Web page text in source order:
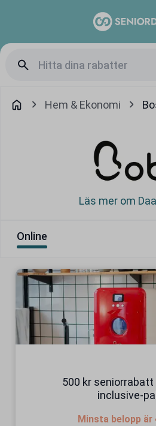
Hem & Ekonomi
Läs mer om
Online
500 kr seniorrabatt
inclusive-
Minsta belopp är